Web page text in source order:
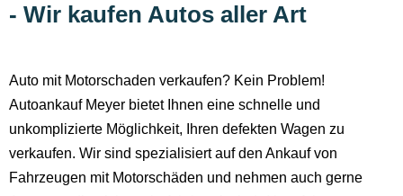
- Wir kaufen Autos aller Art
Auto mit Motorschaden verkaufen? Kein Problem!
Autoankauf Meyer bietet Ihnen eine schnelle und
unkomplizierte Möglichkeit, Ihren defekten Wagen zu
verkaufen. Wir sind spezialisiert auf den Ankauf von
Fahrzeugen mit Motorschäden und nehmen auch gerne